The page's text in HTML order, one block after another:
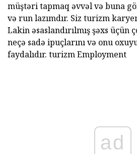
müştəri tapmaq əvvəl və buna
və run lazımdır. Siz turizm
Lakin əsaslandırılmış şəxs üçün
neçə sadə ipuçlarını və onu
faydalıdır. turizm Employment
ad